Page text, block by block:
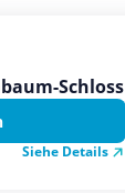
Schloss
Siehe Details